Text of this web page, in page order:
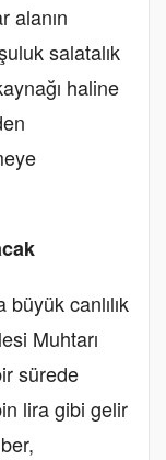
alanın
salatalık
haline
canlılık
Muhtarı
sürede
lira gibi gelir